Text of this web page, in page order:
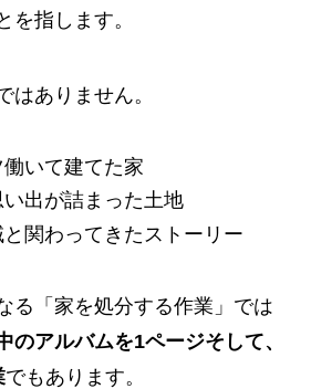
を指します。
はありません。
いて建てた家
出が詰まった土地
と関わってきたストーリー
る「家を処分する作業」では
のアルバムを1ページそして、
でもあります。